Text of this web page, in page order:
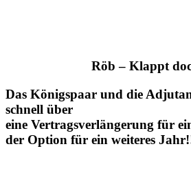
Röb – Klappt
Das Königspaar und die
schnell über
eine Vertragsverlängerung für
der Option für ein weiteres